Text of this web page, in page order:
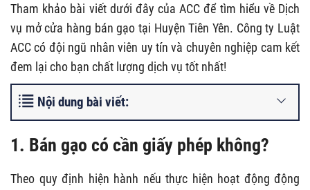
Tham khảo bài viết dưới đây của ACC để tìm hiểu về Dịch
vụ mở cửa hàng bán gạo tại Huyện Tiên Yên. Công ty Luật
ACC có đội ngũ nhân viên uy tín và chuyên nghiệp cam kết
đem lại cho bạn chất lượng dịch vụ tốt nhất!
Nội dung bài viết:
1. Bán gạo có cần giấy phép không?
Theo quy định hiện hành nếu thực hiện hoạt động động